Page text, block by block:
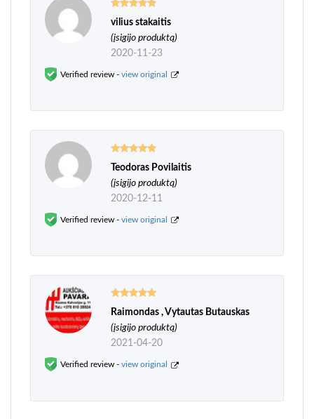
Įvertinimas:
5iš 5
vilius stakaitis
(įsigijo produktą)
2020-11-23
Verified review - view original
Įvertinimas:
5iš 5
Teodoras Povilaitis
(įsigijo produktą)
2020-12-11
Verified review - view original
Įvertinimas:
5iš 5
Raimondas , Vytautas Butauskas
(įsigijo produktą)
2021-04-20
Verified review - view original